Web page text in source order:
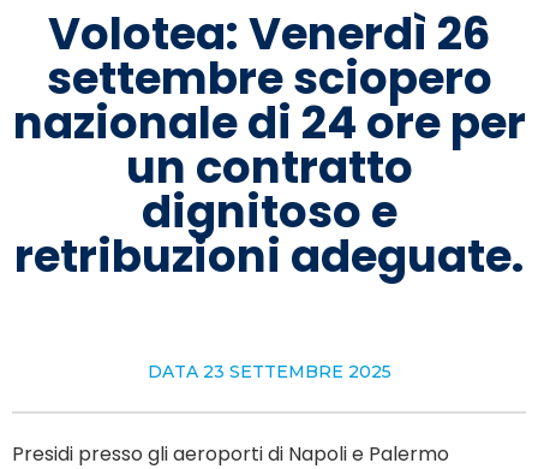
Volotea: Venerdì 26
settembre sciopero
nazionale di 24 ore per
un contratto
dignitoso e
retribuzioni adeguate.
DATA 23 SETTEMBRE 2025
Presidi presso gli aeroporti di Napoli e Palermo